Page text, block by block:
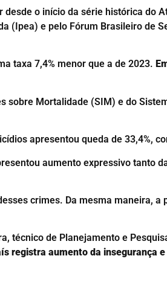
o início da série histórica do
(Ipea) e pelo Fórum Brasileiro de
taxa 7,4% menor que a de 2023.
Mortalidade (SIM) e do
apresentou queda de 33,4%,
aumento expressivo tanto
crimes. Da mesma maneira, a
técnico de Planejamento e
registra aumento da insegurança